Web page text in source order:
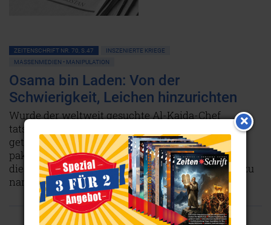
ZEITENSCHRIFT NR. 70, S.47
INSZENIERTE KRIEGE
MASSENMEDIEN • MANIPULATION
Osama bin Laden: Von der
Schwierigkeit, Leichen hinzurichten
Wurde der weltweit gesuchte Al-Kaida-Chef
tatsächlich am 2. August 2011 von US-Soldaten
getötet? Oder war die ganze Aktion im
pakistanischen Abbottabad bloß ein absichtlich in
dieser Zeit inszeniertes Possenspiel, um die Welt zu
narren?
Weiterlesen...